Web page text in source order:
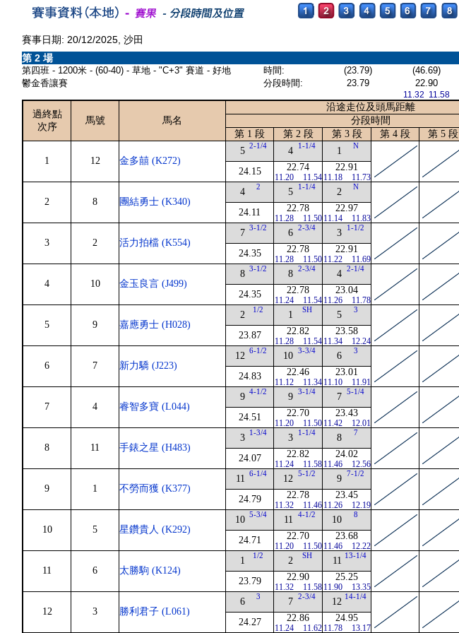
賽事日期: 20/12/2025, 沙田
第 2 場
第四班 - 1200米 - (60-40) - 草地 - "C+3" 賽道 - 好地
鬱金香讓賽
時間: (23.79) (46.69)
分段時間:
23.79 22.90
11.32 11.58
過終點
次序
馬號 馬名
沿途走位及頭馬距離
分段時間
第 1 段
第 2 段 第 3 段 第 4 段 第 5 段
1 12 金多囍 (K272)
5 2-1/4
24.15
4 1-1/4
22.74
11.20 11.54
1 N
22.91
11.18 11.73
2 8 團結勇士 (K340)
4 2
24.11
5 1-1/4
22.78
11.28 11.50
2 N
22.97
11.14 11.83
3 2 活力拍檔 (K554)
7 3-1/2
24.35
6 2-3/4
22.78
11.28 11.50
3 1-1/2
22.91
11.22 11.69
4 10 金玉良言 (J499)
8 3-1/2
24.35
8 2-3/4
22.78
11.24 11.54
4 2-1/4
23.04
11.26 11.78
5 9 嘉應勇士 (H028)
2 1/2
23.87
1 SH
22.82
11.28 11.54
5 3
23.58
11.34 12.24
6 7 新力驕 (J223)
12 6-1/2
24.83
10 3-3/4
22.46
11.12 11.34
6 3
23.01
11.10 11.91
7 4 睿智多寶 (L044)
9 4-1/2
24.51
9 3-1/4
22.70
11.20 11.50
7 5-1/4
23.43
11.42 12.01
8 11 手錶之星 (H483)
3 1-3/4
24.07
3 1-1/4
22.82
11.24 11.58
8 7
24.02
11.46 12.56
9 1 不勞而獲 (K377)
11 6-1/4
24.79
12 5-1/2
22.78
11.32 11.46
9 7-1/2
23.45
11.26 12.19
10 5 星鑽貴人 (K292)
10 5-3/4
24.71
11 4-1/2
22.70
11.20 11.50
10 8
23.68
11.46 12.22
11 6 太勝駒 (K124)
1 1/2
23.79
2 SH
22.90
11.32 11.58
11 13-1/4
25.25
11.90 13.35
12 3 勝利君子 (L061)
6 3
24.27
7 2-3/4
22.86
11.24 11.62
12 14-1/4
24.95
11.78 13.17